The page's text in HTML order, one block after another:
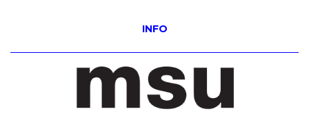
INFO